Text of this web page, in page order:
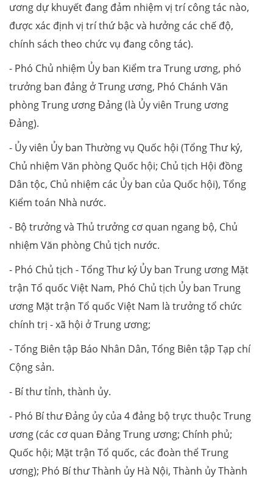
ương dự khuyết đang đảm nhiệm vị trí công tác nào,
được xác định vị trí thứ bậc và hưởng các chế độ,
chính sách theo chức vụ đang công tác).
- Phó Chủ nhiệm Ủy ban Kiểm tra Trung ương, phó
trưởng ban đảng ở Trung ương, Phó Chánh Văn
phòng Trung ương Đảng (là Ủy viên Trung ương
Đảng).
- Ủy viên Ủy ban Thường vụ Quốc hội (Tổng Thư ký,
Chủ nhiệm Văn phòng Quốc hội; Chủ tịch Hội đồng
Dân tộc, Chủ nhiệm các Ủy ban của Quốc hội), Tổng
Kiểm toán Nhà nước.
- Bộ trưởng và Thủ trưởng cơ quan ngang bộ, Chủ
nhiệm Văn phòng Chủ tịch nước.
- Phó Chủ tịch - Tổng Thư ký Ủy ban Trung ương Mặt
trận Tổ quốc Việt Nam, Phó Chủ tịch Ủy ban Trung
ương Mặt trận Tổ quốc Việt Nam là trưởng tổ chức
chính trị - xã hội ở Trung ương;
- Tổng Biên tập Báo Nhân Dân, Tổng Biên tập Tạp chí
Cộng sản.
- Bí thư tỉnh, thành ủy.
- Phó Bí thư Đảng ủy của 4 đảng bộ trực thuộc Trung
ương (các cơ quan Đảng Trung ương; Chính phủ;
Quốc hội; Mặt trận Tổ quốc, các đoàn thể Trung
ương); Phó Bí thư Thành ủy Hà Nội, Thành ủy Thành